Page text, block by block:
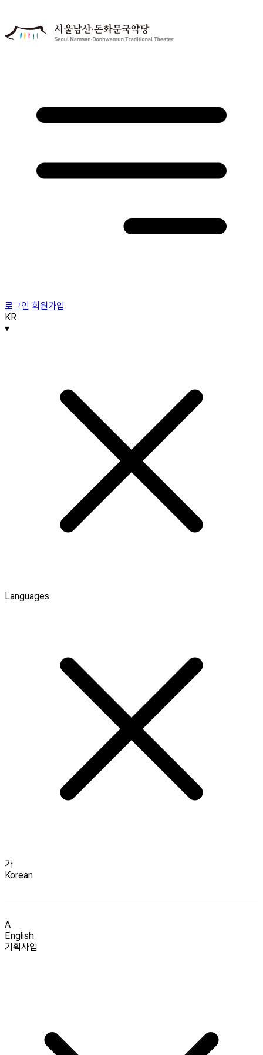
로그인 회원가입
KR
▾
Languages
가
Korean
A
English
기획사업